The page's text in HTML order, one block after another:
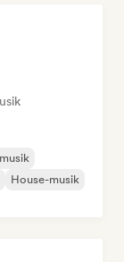
House-musik